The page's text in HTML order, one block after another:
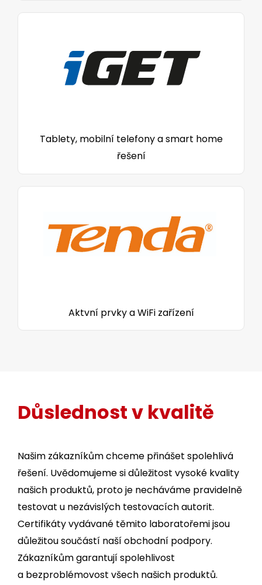
Tablety, mobilní telefony a smart home
řešení
Aktvní prvky a WiFi zařízení
Důslednost v kvalitě
Našim zákazníkům chceme přinášet spolehlivá
řešení. Uvědomujeme si důležitost vysoké kvality
našich produktů, proto je necháváme pravidelně
testovat u nezávislých testovacích autorit.
Certifikáty vydávané těmito laboratořemi jsou
důležitou součástí naší obchodní podpory.
Zákazníkům garantují spolehlivost
a bezproblémovost všech našich produktů.